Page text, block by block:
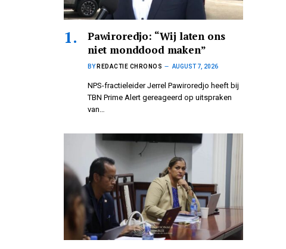
Pawiroredjo: “Wij laten ons
niet monddood maken”
BY REDACTIE CHRONOS AUGUST 7, 2026
NPS-fractieleider Jerrel Pawiroredjo heeft bij
TBN Prime Alert gereageerd op uitspraken
van…